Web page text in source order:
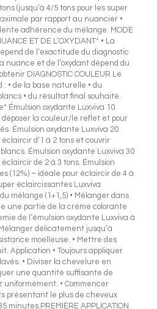
(jusqu’à 4/5 tons pour les super
par rapport au nuancier •
adhérence du mélange. MODE
ET DE L’OXYDANT* • La
de l’exactitude du diagnostic
nuance et de l’oxydant dépend du
DIAGNOSTIC COULEUR Le
• de la base naturelle • du
• du résultat final souhaité.
Émulsion oxydante Luxviva 10
déposer la couleur/le reflet et pour
Émulsion oxydante Luxviva 20
d’1 à 2 tons et couvrir
Émulsion oxydante Luxviva 30
de 2 à 3 tons. Émulsion
(12%) – idéale pour éclaircir de 4 à
éclaircissantes Luxviva
mélange (1+1,5) • Mélanger dans
une partie de la crème colorante
de l’émulsion oxydante Luxviva à
Mélanger délicatement jusqu’à
moelleuse. • Mettre des
Application • Toujours appliquer
• Diviser la chevelure en
une quantité suffisante de
uniformément. • Commencer
présentant le plus de cheveux
minutes.PREMIÈRE APPLICATION